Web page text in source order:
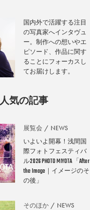
国内外で活躍する注目
の写真家へインタヴュ
ー。制作への想いやエ
ピソード、作品に関す
ることにフォーカスし
てお届けします。
人気の記事
展覧会 NEWS
いよいよ開幕！浅間国
際フォトフェスティバ
ル2026 PHOTO MIYOTA 「After
the Image｜イメージのそ
の後」
そのほか NEWS